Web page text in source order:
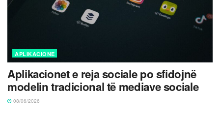
APLIKACIONE
Aplikacionet e reja sociale po sfidojnë
modelin tradicional të mediave sociale
08/06/2026